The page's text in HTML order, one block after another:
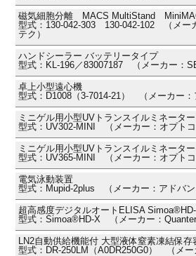
磁気細胞分離 MACS MultiStand
型式：130-042-303 130-042-102 （メー
テク）
ハンドシーラー バッテリータイプ
型式：KL-196／83007187 （メーカー：
卓上小型遠心機
型式：D1008（3-7014-21） （メーカー：
ミニゲル用小型UVトランスイルミネーター
型式：UV302-MINI （メーカー：オプトコ
ミニゲル用小型UVトランスイルミネーター
型式：UV365-MINI （メーカー：オプトコ
電気泳動装置
型式：Mupid-2plus （メーカー：アドバ
超高感度デジタルオートELISA
型式：Simoa®HD-X （メーカー：
LN2自動供給機能付 大型液体窒素凍結保存
型式：DR-250LM（A0DR250G0） （メー